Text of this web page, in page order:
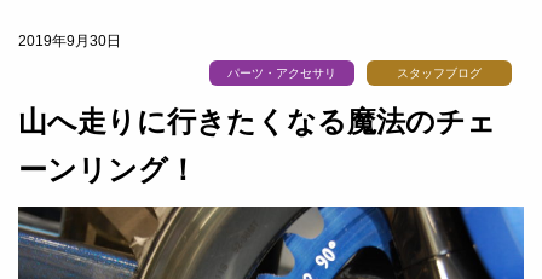
2019年9月30日
パーツ・アクセサリ スタッフブログ
山へ走りに行きたくなる魔法のチェ
ーンリング！